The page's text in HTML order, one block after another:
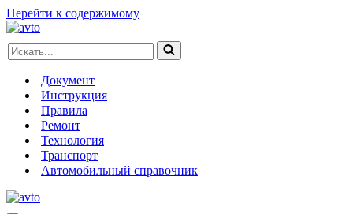
Перейти к содержимому
Искать...
Документ
Инструкция
Правила
Ремонт
Технология
Транспорт
Автомобильный справочник